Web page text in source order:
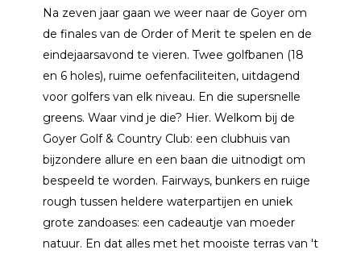
Na zeven jaar gaan we weer naar de Goyer om
de finales van de Order of Merit te spelen en de
eindejaarsavond te vieren. Twee golfbanen (18
en 6 holes), ruime oefenfaciliteiten, uitdagend
voor golfers van elk niveau. En die supersnelle
greens. Waar vind je die? Hier. Welkom bij de
Goyer Golf & Country Club: een clubhuis van
bijzondere allure en een baan die uitnodigt om
bespeeld te worden. Fairways, bunkers en ruige
rough tussen heldere waterpartijen en uniek
grote zandoases: een cadeautje van moeder
natuur. En dat alles met het mooiste terras van 't